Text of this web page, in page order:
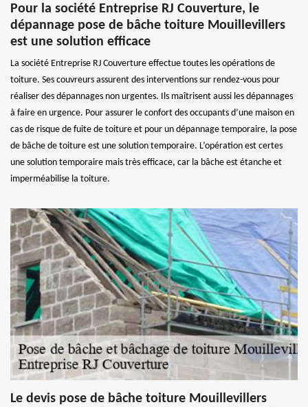
Pour la société Entreprise RJ Couverture, le
dépannage pose de bâche toiture Mouillevillers
est une solution efficace
La société Entreprise RJ Couverture effectue toutes les opérations de
toiture. Ses couvreurs assurent des interventions sur rendez-vous pour
réaliser des dépannages non urgentes. Ils maîtrisent aussi les dépannages
à faire en urgence. Pour assurer le confort des occupants d’une maison en
cas de risque de fuite de toiture et pour un dépannage temporaire, la pose
de bâche de toiture est une solution temporaire. L’opération est certes
une solution temporaire mais très efficace, car la bâche est étanche et
imperméabilise la toiture.
Le devis pose de bâche toiture Mouillevillers